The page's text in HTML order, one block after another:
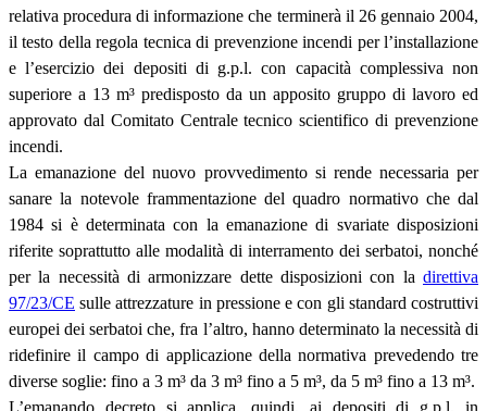
relativa procedura di informazione che terminerà il 26 gennaio 2004,
il testo della regola tecnica di prevenzione incendi per l’installazione
e l’esercizio dei depositi di g.p.l. con capacità complessiva non
superiore a 13 m³ predisposto da un apposito gruppo di lavoro ed
approvato dal Comitato Centrale tecnico scientifico di prevenzione
incendi.
La emanazione del nuovo provvedimento si rende necessaria per
sanare la notevole frammentazione del quadro normativo che dal
1984 si è determinata con la emanazione di svariate disposizioni
riferite soprattutto alle modalità di interramento dei serbatoi, nonché
per la necessità di armonizzare dette disposizioni con la direttiva
97/23/CE sulle attrezzature in pressione e con gli standard costruttivi
europei dei serbatoi che, fra l’altro, hanno determinato la necessità di
ridefinire il campo di applicazione della normativa prevedendo tre
diverse soglie: fino a 3 m³ da 3 m³ fino a 5 m³, da 5 m³ fino a 13 m³.
L’emanando decreto si applica, quindi, ai depositi di g.p.l. in